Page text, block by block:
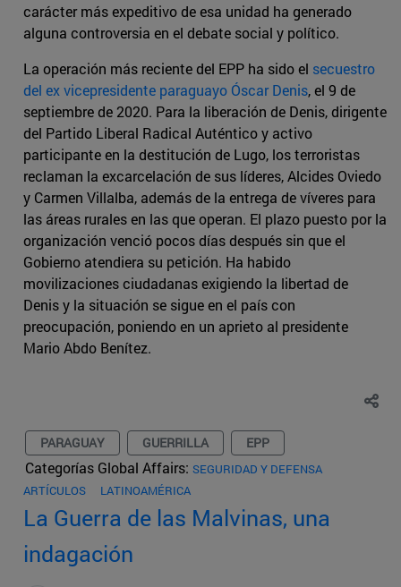
carácter más expeditivo de esa unidad ha generado
alguna controversia en el debate social y político.
La operación más reciente del EPP ha sido el secuestro
del ex vicepresidente paraguayo Óscar Denis, el 9 de
septiembre de 2020. Para la liberación de Denis, dirigente
del Partido Liberal Radical Auténtico y activo
participante en la destitución de Lugo, los terroristas
reclaman la excarcelación de sus líderes, Alcides Oviedo
y Carmen Villalba, además de la entrega de víveres para
las áreas rurales en las que operan. El plazo puesto por la
organización venció pocos días después sin que el
Gobierno atendiera su petición. Ha habido
movilizaciones ciudadanas exigiendo la libertad de
Denis y la situación se sigue en el país con
preocupación, poniendo en un aprieto al presidente
Mario Abdo Benítez.
PARAGUAY GUERRILLA EPP
Categorías Global Affairs: SEGURIDAD Y DEFENSA
ARTÍCULOS
LATINOAMÉRICA
La Guerra de las Malvinas, una
indagación